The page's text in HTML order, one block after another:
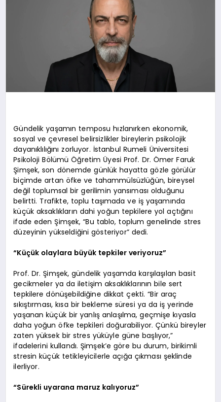
Gündelik yaşamın temposu hızlanırken ekonomik,
sosyal ve çevresel belirsizlikler bireylerin psikolojik
dayanıklılığını zorluyor. İstanbul Rumeli Üniversitesi
Psikoloji Bölümü Öğretim Üyesi Prof. Dr. Ömer Faruk
Şimşek, son dönemde günlük hayatta gözle görülür
biçimde artan öfke ve tahammülsüzlüğün, bireysel
değil toplumsal bir gerilimin yansıması olduğunu
belirtti. Trafikte, toplu taşımada ve iş yaşamında
küçük aksaklıkların dahi yoğun tepkilere yol açtığını
ifade eden Şimşek, “Bu tablo, toplum genelinde stres
düzeyinin yükseldiğini gösteriyor” dedi.
“Küçük olaylara büyük tepkiler veriyoruz”
Prof. Dr. Şimşek, gündelik yaşamda karşılaşılan basit
gecikmeler ya da iletişim aksaklıklarının bile sert
tepkilere dönüşebildiğine dikkat çekti. “Bir araç
sıkıştırması, kısa bir bekleme süresi ya da iş yerinde
yaşanan küçük bir yanlış anlaşılma, geçmişe kıyasla
daha yoğun öfke tepkileri doğurabiliyor. Çünkü bireyler
zaten yüksek bir stres yüküyle güne başlıyor,”
ifadelerini kullandı. Şimşek’e göre bu durum, birikimli
stresin küçük tetikleyicilerle açığa çıkması şeklinde
ilerliyor.
“Sürekli uyarana maruz kalıyoruz”